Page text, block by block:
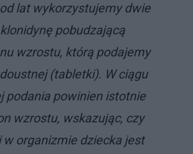
lat wykorzystujemy dwie
pobudzającą
wzrostu, którą podajemy
(tabletki). W ciągu
podania powinien istotnie
wzrostu, wskazując, czy
w organizmie dziecka jest